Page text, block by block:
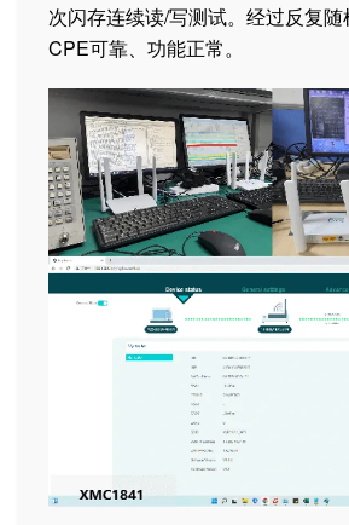
次闪存连续读/写测试。经过反复
CPE可靠、功能正常。